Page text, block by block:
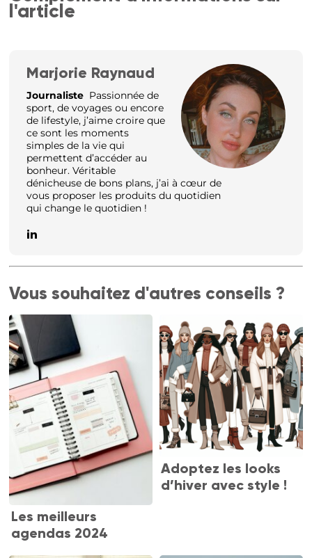
l'article
Marjorie Raynaud
Journaliste Passionnée de
sport, de voyages ou encore
de lifestyle, j’aime croire que
ce sont les moments
simples de la vie qui
permettent d’accéder au
bonheur. Véritable
dénicheuse de bons plans, j’ai à cœur de
vous proposer les produits du quotidien
qui change le quotidien !
Vous souhaitez d'autres conseils ?
Les meilleurs
agendas 2024
Adoptez les looks
d’hiver avec style !